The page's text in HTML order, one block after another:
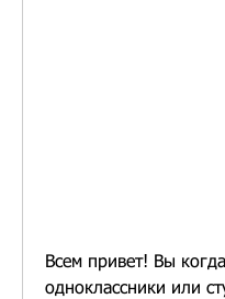
Всем привет! Вы
одноклассники или